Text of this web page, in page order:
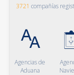
3721 compañías
Agencias de
Aduana